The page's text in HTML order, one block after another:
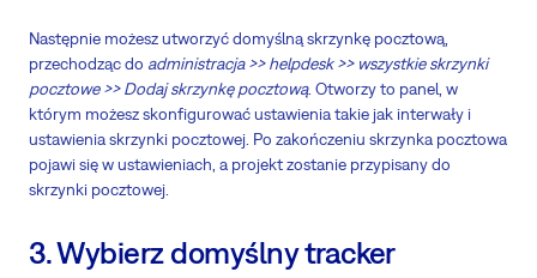
Następnie możesz utworzyć domyślną skrzynkę pocztową,
przechodząc do administracja >> helpdesk >> wszystkie skrzynki
pocztowe >> Dodaj skrzynkę pocztową. Otworzy to panel, w
którym możesz skonfigurować ustawienia takie jak interwały i
ustawienia skrzynki pocztowej. Po zakończeniu skrzynka pocztowa
pojawi się w ustawieniach, a projekt zostanie przypisany do
skrzynki pocztowej.
3. Wybierz domyślny tracker